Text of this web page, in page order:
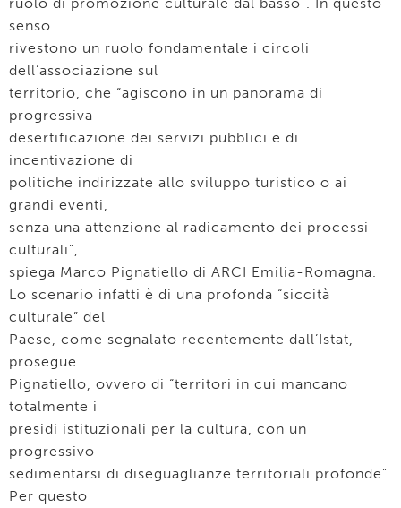
senso
rivestono un ruolo fondamentale i circoli
dell’associazione sul
territorio, che “agiscono in un panorama di
progressiva
desertificazione dei servizi pubblici e di
incentivazione di
politiche indirizzate allo sviluppo turistico o ai
grandi eventi,
senza una attenzione al radicamento dei processi
culturali”,
spiega Marco Pignatiello di ARCI Emilia-Romagna.
Lo scenario infatti è di una profonda “siccità
culturale” del
Paese, come segnalato recentemente dall’Istat,
prosegue
Pignatiello, ovvero di “territori in cui mancano
totalmente i
presidi istituzionali per la cultura, con un
progressivo
sedimentarsi di diseguaglianze territoriali profonde”.
Per questo